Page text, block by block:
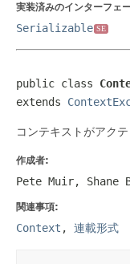
実装済みのインターフェ
Serializable SE
public class
extends
コンテキストがアク
作成者:
Pete Muir, Shane
関連事項:
Context , 連載形式